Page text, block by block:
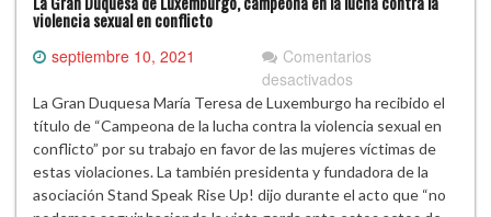
violencia sexual en conflicto
septiembre 10, 2021
Comentarios
desactivadosen
La
Gran
Duquesa
de
Luxemburgo,
La Gran Duquesa María Teresa de Luxemburgo ha recibido el
título de “Campeona de la lucha contra la violencia sexual en
conflicto” por su trabajo en favor de las mujeres víctimas de
estas violaciones. La también presidenta y fundadora de la
asociación Stand Speak Rise Up! dijo durante el acto que “no